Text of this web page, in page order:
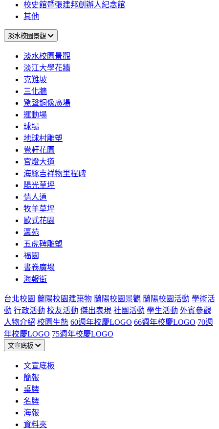
校史館暨張建邦創辦人紀念館
其他
淡水校園景觀
淡水校園景觀
淡江大學花牆
克難坡
三化牆
驚聲銅像廣場
運動場
球場
地球村雕塑
覺軒花園
宮燈大道
海豚吉祥物里程碑
陽光草坪
情人道
牧羊草坪
歐式花園
瀛苑
五虎碑雕塑
福園
書卷廣場
海報街
台北校園 蘭陽校園建築物 蘭陽校園景觀 蘭陽校園活動 學術活
動 行政活動 校友活動 傑出表現 社團活動 學生活動 外賓參觀
人物介紹 校園生態 60週年校慶LOGO 66週年校慶LOGO 70週
年校慶LOGO 75週年校慶LOGO
文宣底板
文宣底板
簡報
桌牌
名牌
海報
資料夾